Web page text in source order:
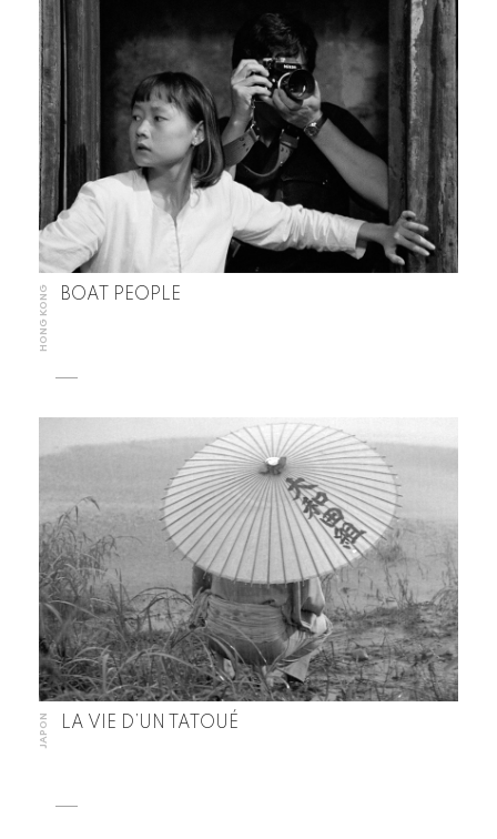
HONG KONG BOAT PEOPLE
JAPON LA VIE D’UN TATOUÉ